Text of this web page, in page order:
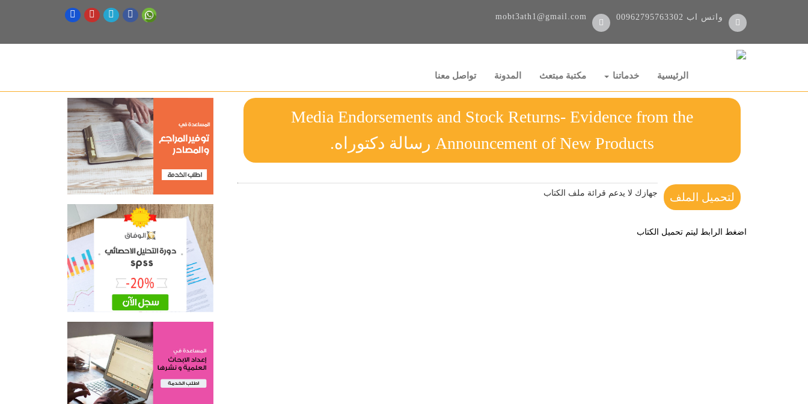
00962795763302 واتس اب mobt3ath1@gmail.com
الرئيسية خدماتنا مكتبة مبتعث المدونة تواصل معنا
Media Endorsements and Stock Returns- Evidence from the
Announcement of New Products رسالة دكتوراه.
لتحميل الملف جهازك لا يدعم قرائة ملف الكتاب
اضغط الرابط ليتم تحميل الكتاب